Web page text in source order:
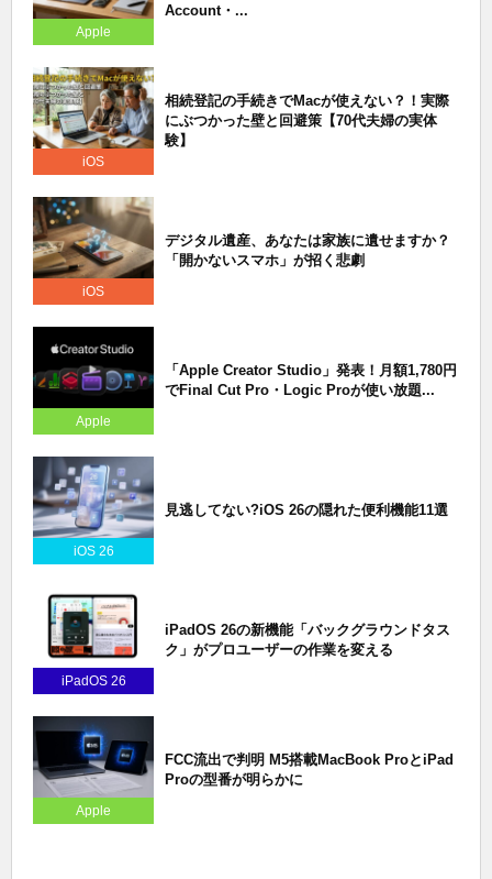
Apple
Account・...
iOS
相続登記の手続きでMacが使えない？！実際
にぶつかった壁と回避策【70代夫婦の実体
験】
iOS
デジタル遺産、あなたは家族に遺せますか？
「開かないスマホ」が招く悲劇
Apple
「Apple Creator Studio」発表！月額1,780円
でFinal Cut Pro・Logic Proが使い放題...
iOS 26
見逃してない?iOS 26の隠れた便利機能11選
iPadOS 26
iPadOS 26の新機能「バックグラウンドタス
ク」がプロユーザーの作業を変える
Apple
FCC流出で判明 M5搭載MacBook ProとiPad
Proの型番が明らかに